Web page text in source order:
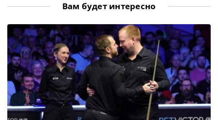
Вам будет интересно